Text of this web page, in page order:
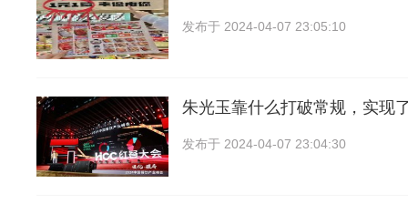
发布于 2024-04-07 23:05:10
朱光玉靠什么打破常规，实现
发布于 2024-04-07 23:04:30